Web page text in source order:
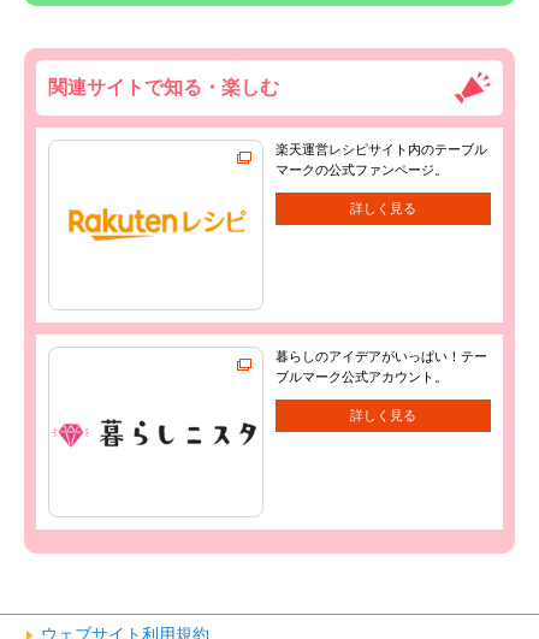
関連サイトで知る・楽しむ
楽天運営レシピサイト内のテーブル
マークの公式ファンページ。
詳しく見る
暮らしのアイデアがいっぱい！テー
ブルマーク公式アカウント。
詳しく見る
ウェブサイト利用規約